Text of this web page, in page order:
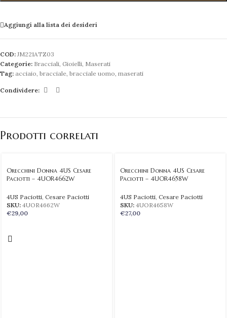
Aggiungi alla lista dei desideri
COD: JM221ATZ03
Categorie: Bracciali Gioielli Maserati
Tag: acciaio bracciale bracciale uomo maserati
Condividere:
Prodotti correlati
Orecchini Donna 4US Cesare
Paciotti – 4UOR4662W
4US Paciotti Cesare Paciotti
SKU: 4UOR4662W
€29,00
Orecchini Donna 4US Cesare
Paciotti – 4UOR4658W
4US Paciotti Cesare Paciotti
SKU: 4UOR4658W
€27,00